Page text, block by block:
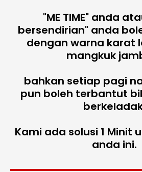
"ME TIME" anda
bersendirian" anda
dengan warna karat
mangkuk
bahkan setiap pagi
pun boleh terbantut
Kami ada solusi 1 Minit
anda ini.